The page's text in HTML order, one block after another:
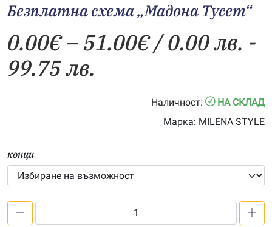
Безплатна схема „Мадона Тусет“
0.00€–51.00€Price
0.00€
through
/ 0.00 лв. -
99.75 лв.
Наличност:
НА СКЛАД
Марка: MILENA STYLE
конци